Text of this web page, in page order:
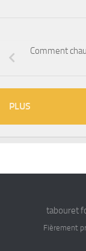
Comment
PLUS
tabouret
Fièrement